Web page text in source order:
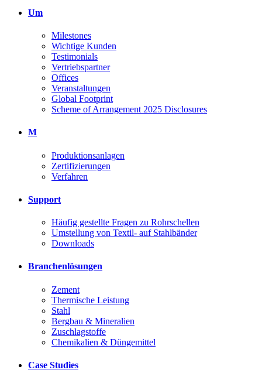
Um
Milestones
Wichtige Kunden
Testimonials
Vertriebspartner
Offices
Veranstaltungen
Global Footprint
Scheme of Arrangement 2025 Disclosures
M
Produktionsanlagen
Zertifizierungen
Verfahren
Support
Häufig gestellte Fragen zu Rohrschellen
Umstellung von Textil- auf Stahlbänder
Downloads
Branchenlösungen
Zement
Thermische Leistung
Stahl
Bergbau & Mineralien
Zuschlagstoffe
Chemikalien & Düngemittel
Case Studies